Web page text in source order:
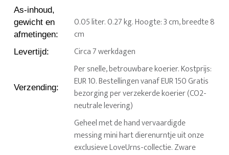
As-inhoud,
gewicht en
afmetingen:
0.05 liter. 0.27 kg. Hoogte: 3 cm, breedte 8
cm
Levertijd: Circa 7 werkdagen
Verzending:
Per snelle, betrouwbare koerier. Kostprijs:
EUR 10. Bestellingen vanaf EUR 150 Gratis
bezorging per verzekerde koerier (CO2-
neutrale levering)
Geheel met de hand vervaardigde
messing mini hart dierenurntje uit onze
exclusieve LoveUrns-collectie. Zware